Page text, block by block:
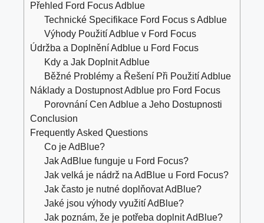
Přehled Ford Focus Adblue
Technické Specifikace Ford Focus s Adblue
Výhody Použití Adblue v Ford Focus
Údržba a Doplnění Adblue u Ford Focus
Kdy a Jak Doplnit Adblue
Běžné Problémy a Řešení Při Použití Adblue
Náklady a Dostupnost Adblue pro Ford Focus
Porovnání Cen Adblue a Jeho Dostupnosti
Conclusion
Frequently Asked Questions
Co je AdBlue?
Jak AdBlue funguje u Ford Focus?
Jak velká je nádrž na AdBlue u Ford Focus?
Jak často je nutné doplňovat AdBlue?
Jaké jsou výhody využití AdBlue?
Jak poznám, že je potřeba doplnit AdBlue?